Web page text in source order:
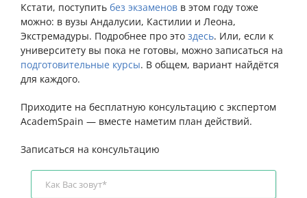
Кстати, поступить без экзаменов в этом году тоже
можно: в вузы Андалусии, Кастилии и Леона,
Экстремадуры. Подробнее про это здесь. Или, если к
университету вы пока не готовы, можно записаться на
подготовительные курсы. В общем, вариант найдётся
для каждого.
Приходите на бесплатную консультацию с экспертом
AcademSpain — вместе наметим план действий.
Записаться на консультацию